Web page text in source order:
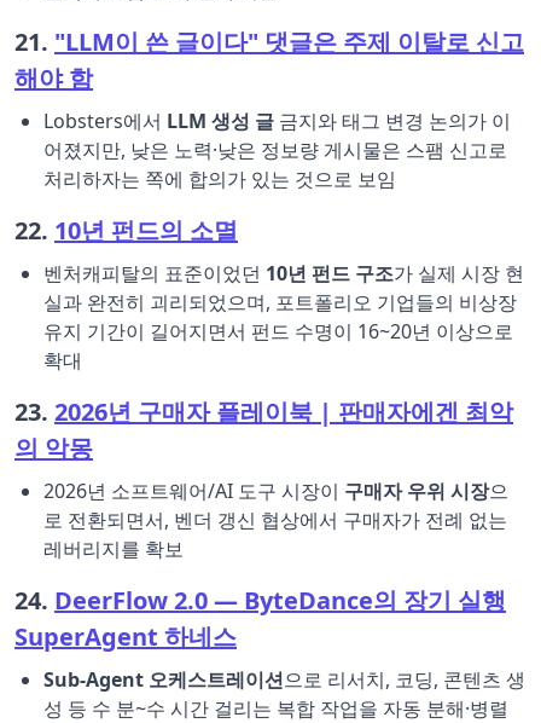
21. "LLM이 쓴 글이다" 댓글은 주제 이탈로 신고
해야 함
Lobsters에서 LLM 생성 글 금지와 태그 변경 논의가 이
어졌지만, 낮은 노력·낮은 정보량 게시물은 스팸 신고로
처리하자는 쪽에 합의가 있는 것으로 보임
22. 10년 펀드의 소멸
벤처캐피탈의 표준이었던 10년 펀드 구조가 실제 시장 현
실과 완전히 괴리되었으며, 포트폴리오 기업들의 비상장
유지 기간이 길어지면서 펀드 수명이 16~20년 이상으로
확대
23. 2026년 구매자 플레이북 | 판매자에겐 최악
의 악몽
2026년 소프트웨어/AI 도구 시장이 구매자 우위 시장으
로 전환되면서, 벤더 갱신 협상에서 구매자가 전례 없는
레버리지를 확보
24. DeerFlow 2.0 — ByteDance의 장기 실행
SuperAgent 하네스
Sub-Agent 오케스트레이션으로 리서치, 코딩, 콘텐츠 생
성 등 수 분~수 시간 걸리는 복합 작업을 자동 분해·병렬